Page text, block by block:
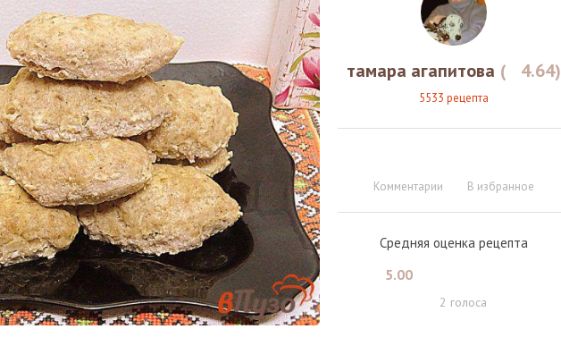
тамара агапитова ( 4.64)
5533 рецепта
Комментарии В избранное
Средняя оценка рецепта
5.00
2 голоса